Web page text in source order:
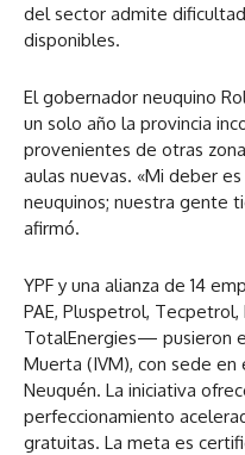
del sector admite
disponibles.
El gobernador neuquino
un solo año la provincia
provenientes de otras
aulas nuevas. «Mi deber
neuquinos; nuestra gente
afirmó.
YPF y una alianza de 14
PAE, Pluspetrol, Tecpetrol,
TotalEnergies— pusieron
Muerta (IVM), con sede
Neuquén. La iniciativa
perfeccionamiento
gratuitas. La meta es